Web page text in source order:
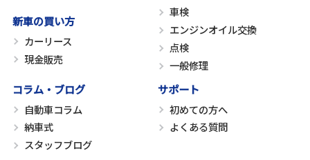
新車の買い方
カーリース
現金販売
車検
エンジンオイル交換
点検
一般修理
コラム・ブログ
自動車コラム
納車式
スタッフブログ
サポート
初めての方へ
よくある質問